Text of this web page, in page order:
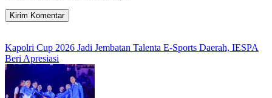
Kapolri Cup 2026 Jadi Jembatan Talenta E-Sports Daerah, IESPA
Beri Apresiasi